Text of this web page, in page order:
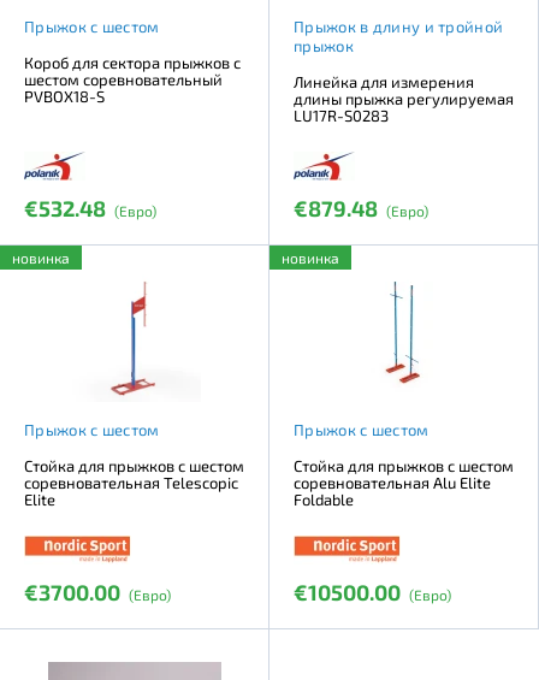
Прыжок с шестом
Короб для сектора прыжков с
шестом соревновательный
PVBOX18-S
€532.48 (Евро)
Прыжок в длину и тройной
прыжок
Линейка для измерения
длины прыжка регулируемая
LU17R-S0283
€879.48 (Евро)
новинка
Прыжок с шестом
Стойка для прыжков с шестом
соревновательная Telescopic
Elite
€3700.00 (Евро)
новинка
Прыжок с шестом
Стойка для прыжков с шестом
соревновательная Alu Elite
Foldable
€10500.00 (Евро)